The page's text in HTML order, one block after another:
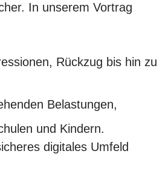
In unserem Vortrag
Rückzug bis hin zu
Belastungen,
und Kindern.
digitales Umfeld